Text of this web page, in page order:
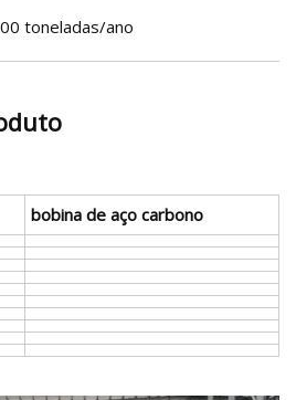
toneladas/ano
bobina de aço carbono